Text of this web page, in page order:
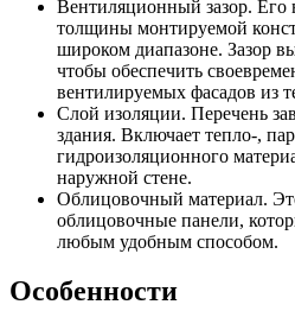
Вентиляционный зазор. Его
толщины монтируемой
широком диапазоне. Зазор
чтобы обеспечить
вентилируемых фасадов из
Слой изоляции. Перечень
здания. Включает тепло-,
гидроизоляционного
наружной стене.
Облицовочный материал.
облицовочные панели,
любым удобным способом.
Особенности